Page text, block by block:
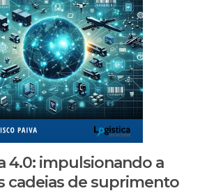
4.0: impulsionando a
cadeias de suprimento